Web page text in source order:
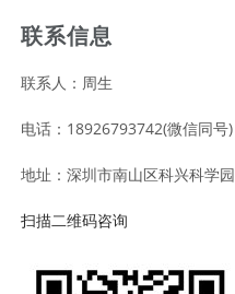
联系信息
联系人：周生
电话：18926793742(微信同号)
地址：深圳市南山区科兴科学园
扫描二维码咨询